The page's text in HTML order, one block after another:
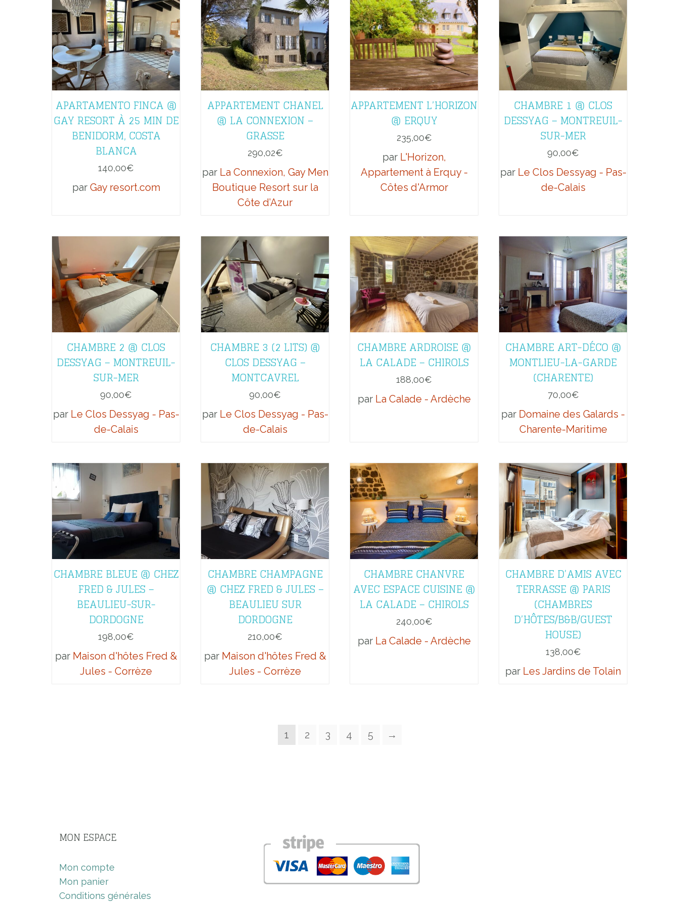
APARTAMENTO FINCA @
GAY RESORT À 25 MIN DE
BENIDORM, COSTA
BLANCA
140,00€
par Gay resort.com
APPARTEMENT CHANEL
@ LA CONNEXION –
GRASSE
290,02€
par La Connexion, Gay Men
Boutique Resort sur la
Côte d’Azur
APPARTEMENT L’HORIZON
@ ERQUY
235,00€
par L'Horizon,
Appartement à Erquy -
Côtes d'Armor
CHAMBRE 1 @ CLOS
DESSYAG – MONTREUIL-
SUR-MER
90,00€
par Le Clos Dessyag - Pas-
de-Calais
CHAMBRE 2 @ CLOS
DESSYAG – MONTREUIL-
SUR-MER
90,00€
par Le Clos Dessyag - Pas-
de-Calais
CHAMBRE 3 (2 LITS) @
CLOS DESSYAG –
MONTCAVREL
90,00€
par Le Clos Dessyag - Pas-
de-Calais
CHAMBRE ARDROISE @
LA CALADE – CHIROLS
188,00€
par La Calade - Ardèche
CHAMBRE ART-DÉCO @
MONTLIEU-LA-GARDE
(CHARENTE)
70,00€
par Domaine des Galards -
Charente-Maritime
CHAMBRE BLEUE @ CHEZ
FRED & JULES –
BEAULIEU-SUR-
DORDOGNE
198,00€
par Maison d'hôtes Fred &
Jules - Corrèze
CHAMBRE CHAMPAGNE
@ CHEZ FRED & JULES –
BEAULIEU SUR
DORDOGNE
210,00€
par Maison d'hôtes Fred &
Jules - Corrèze
CHAMBRE CHANVRE
AVEC ESPACE CUISINE @
LA CALADE – CHIROLS
240,00€
par La Calade - Ardèche
CHAMBRE D’AMIS AVEC
TERRASSE @ PARIS
(CHAMBRES
D’HÔTES/B&B/GUEST
HOUSE)
138,00€
par Les Jardins de Tolain
1 2 3 4 5 →
MON ESPACE
Mon compte
Mon panier
Conditions générales